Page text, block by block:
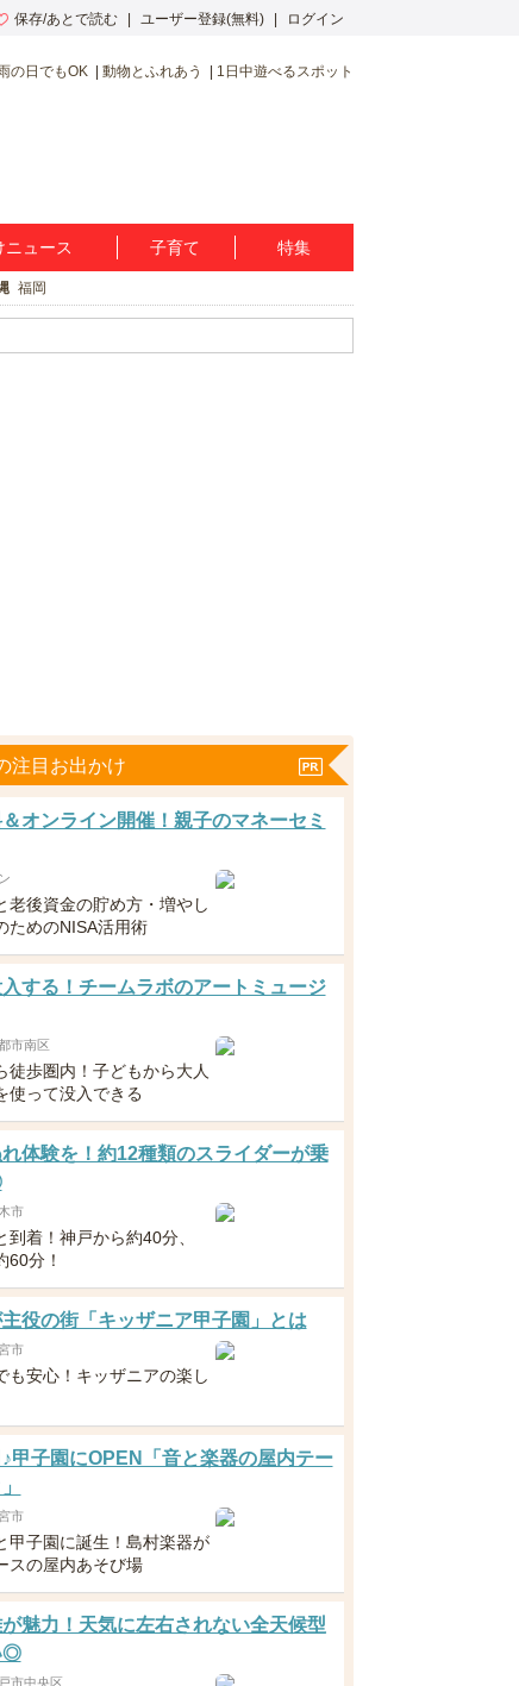
保存/あとで読む ユーザー登録(無料) ログイン
の日でもOK 動物とふれあう 1日中遊べるスポット
ニュース 子育て 特集
福岡
注目お出かけ
オンライン開催！親子のマネーセミ
老後資金の貯め方・増やし
ためのNISA活用術
する！チームラボのアートミュージ
市南区
徒歩圏内！子どもから大人
使って没入できる
体験を！約12種類のスライダーが乗
市
到着！神戸から約40分、
60分！
役の街「キッザニア甲子園」とは
市
も安心！キッザニアの楽し
甲子園にOPEN「音と楽器の屋内テー
市
甲子園に誕生！島村楽器が
スの屋内あそび場
魅力！天気に左右されない全天候型
◎
市中央区